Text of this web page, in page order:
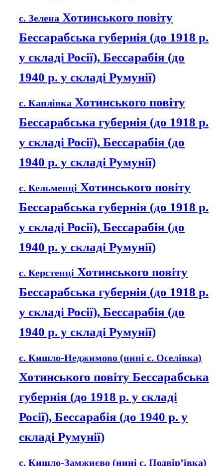
с. Зелена Хотинського повіту
Бессарабська губернія (до 1918 р.
у складі Росії), Бессарабія (до
1940 р. у складі Румунії)
с. Каплівка Хотинського повіту
Бессарабська губернія (до 1918 р.
у складі Росії), Бессарабія (до
1940 р. у складі Румунії)
с. Кельменці Хотинського повіту
Бессарабська губернія (до 1918 р.
у складі Росії), Бессарабія (до
1940 р. у складі Румунії)
с. Керстенці Хотинського повіту
Бессарабська губернія (до 1918 р.
у складі Росії), Бессарабія (до
1940 р. у складі Румунії)
с. Кишло-Неджимово (нині с. Оселівка)
Хотинського повіту Бессарабська
губернія (до 1918 р. у складі
Росії), Бессарабія (до 1940 р. у
складі Румунії)
с. Кишло-Замжиєво (нині с. Подвір’ївка)